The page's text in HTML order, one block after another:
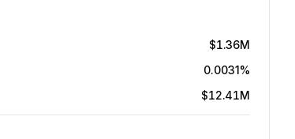
$1.36M
0.0031%
$12.41M